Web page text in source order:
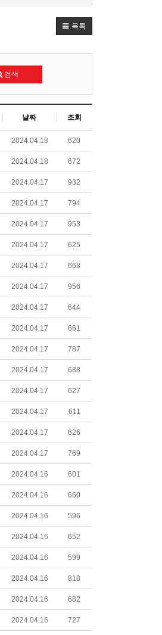
목록
검색
날짜 조회
2024.04.18 620
2024.04.18 672
2024.04.17 932
2024.04.17 794
2024.04.17 953
2024.04.17 625
2024.04.17 668
2024.04.17 956
2024.04.17 644
2024.04.17 661
2024.04.17 787
2024.04.17 688
2024.04.17 627
2024.04.17 611
2024.04.17 626
2024.04.17 769
2024.04.16 601
2024.04.16 660
2024.04.16 596
2024.04.16 652
2024.04.16 599
2024.04.16 818
2024.04.16 682
2024.04.16 727